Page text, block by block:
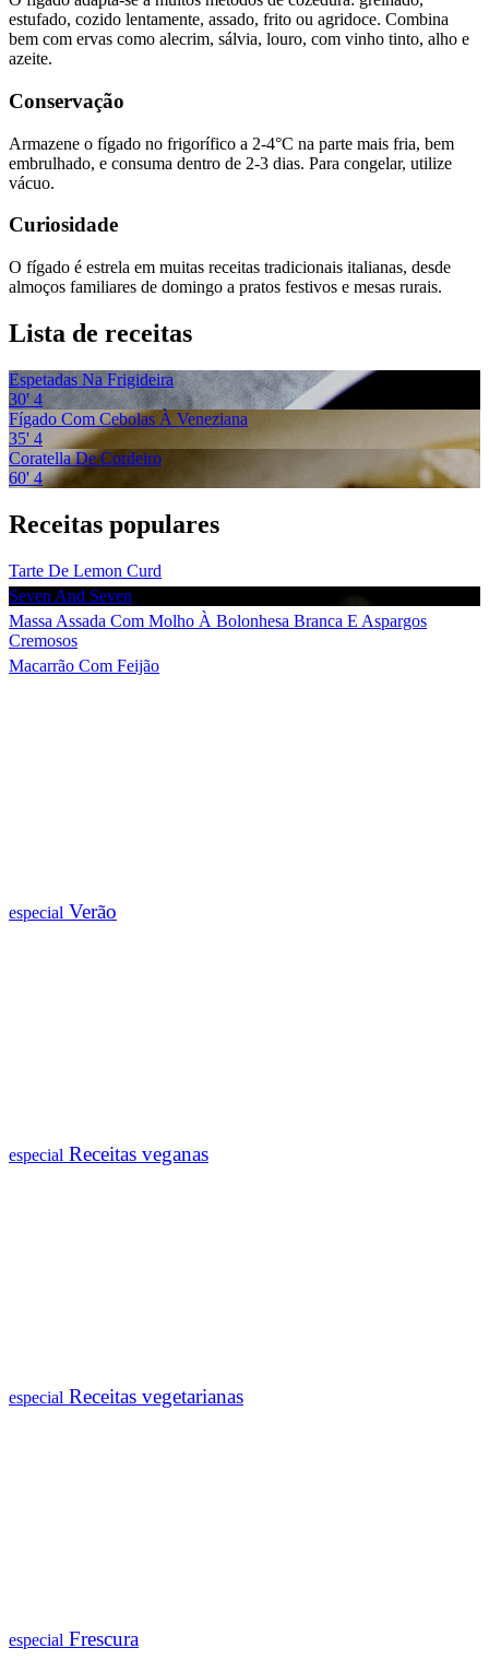
estufado, cozido lentamente, assado, frito ou agridoce. Combina
bem com ervas como alecrim, sálvia, louro, com vinho tinto, alho e
azeite.
Conservação
Armazene o fígado no frigorífico a 2-4°C na parte mais fria, bem
embrulhado, e consuma dentro de 2-3 dias. Para congelar, utilize
vácuo.
Curiosidade
O fígado é estrela em muitas receitas tradicionais italianas, desde
almoços familiares de domingo a pratos festivos e mesas rurais.
Lista de receitas
Espetadas Na Frigideira
30' 4
Fígado Com Cebolas À Veneziana
35' 4
Coratella De Cordeiro
60' 4
Receitas populares
Tarte De Lemon Curd
Seven And Seven
Massa Assada Com Molho À Bolonhesa Branca E Aspargos
Cremosos
Macarrão Com Feijão
especial Verão
especial Receitas veganas
especial Receitas vegetarianas
especial Frescura